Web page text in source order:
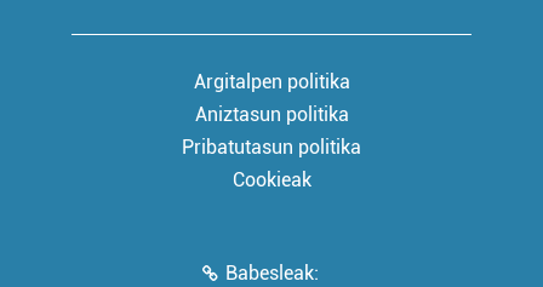
Argitalpen politika
Aniztasun politika
Pribatutasun politika
Cookieak
Babesleak: